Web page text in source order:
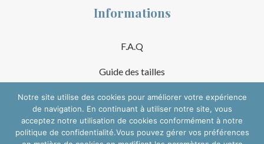
Informations
F.A.Q
Guide des tailles
Mentions Légales
Conditions Générales de Vente
Notre site utilise des cookies pour améliorer votre expérience
de navigation. En continuant à utiliser notre site, vous
acceptez notre utilisation de cookies conformément à notre
politique de confidentialité.Vous pouvez gérer vos préférences